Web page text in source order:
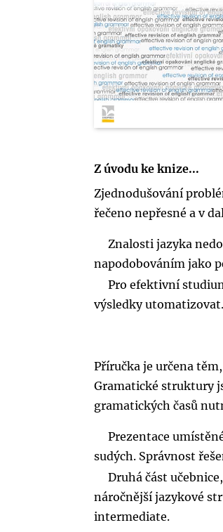
Z úvodu ke knize...
Zjednodušování
řečeno nepřesné a v
Znalosti jazyka
napodobováním jako
Pro efektivní
výsledky utomatizovat.
Příručka je určena
Gramatické struktury
gramatických časů
Prezentace
sudých. Správnost
Druhá část
náročnější jazykové
intermediate.